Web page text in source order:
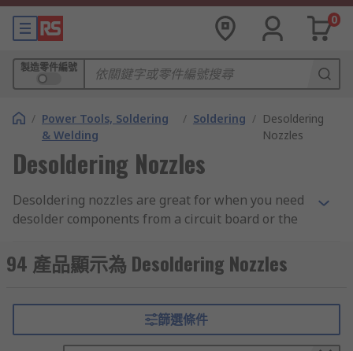
0
製造零件編號
/ Power Tools, Soldering
& Welding
/ Soldering / Desoldering
Nozzles
Desoldering Nozzles
Desoldering nozzles are great for when you need
desolder components from a circuit board or the
when need desolder components and fit within
many desoldering tools. Various types of
from very precise small nozzles to wider nozzles
for a larger surface area.
94 產品顯示為 Desoldering Nozzles
篩選條件